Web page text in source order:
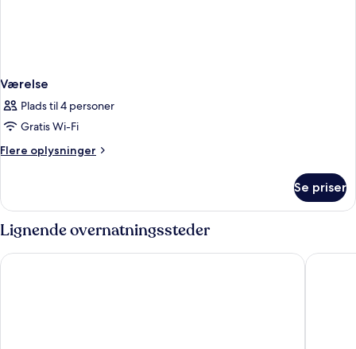
Værelse
Plads til 4 personer
Gratis Wi-Fi
Flere oplysninger
Flere
Se priser
Lignende overnatningssteder
Hilton Garden Inn Rome Airport Hotel